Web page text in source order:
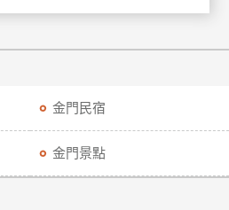
金門民宿
金門景點